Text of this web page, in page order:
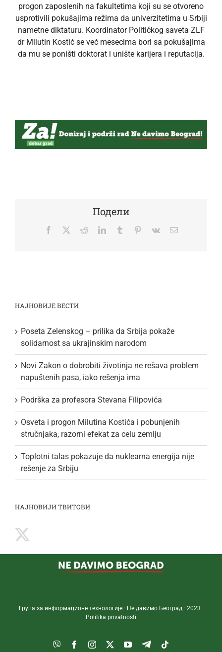
progon zaposlenih na fakultetima koji su se otvoreno
usprotivili pokušajima režima da univerzitetima u Srbiji
nametne diktaturu. Koordinator Političkog saveta ZLF
dr Milutin Kostić se već mesecima bori sa pokušajima
da mu se poništi doktorat i unište karijera i reputacija.
Подели
Facebook
TwitterRedditLinkedInTumblr Pinterest
Vk Email
НАЈНОВИЈЕ ВЕСТИ
Poseta Zelenskog – prilika da Srbija pokaže
solidarnost sa ukrajinskim narodom
Novi Zakon o dobrobiti životinja ne rešava problem
napuštenih pasa, iako rešenja ima
Podrška za profesora Stevana Filipovića
Osveta i progon Milutina Kostića i pobunjenih
stručnjaka, razorni efekat za celu zemlju
Toplotni talas pokazuje da nuklearna energija nije
rešenje za Srbiju
НАЈНОВИЈИ ТВИТОВИ
Група за информационе технологије · Не давимо Београд · 2023 ·
Politika privatnosti
Viber FacebookInstagram
TwitterYouTube
Telegram